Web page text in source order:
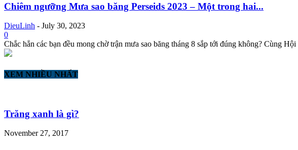
Chiêm ngưỡng Mưa sao băng Perseids 2023 – Một trong hai...
DieuLinh - July 30, 2023
0
Chắc hẳn các bạn đều mong chờ trận mưa sao băng tháng 8 sắp tới đúng không? Cùng
XEM NHIỀU NHẤT
Trăng xanh là gì?
November 27, 2017